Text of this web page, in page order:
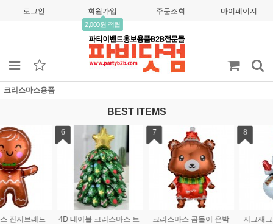
로그인 회원가입
2,000원 적립
주문조회 마이페이지
크리스마스용품
BEST ITEMS
7
크리스마스 곰돌이 은박
8
지그재그 목도리 눈사람
9
HOHOHO 스케이트타는